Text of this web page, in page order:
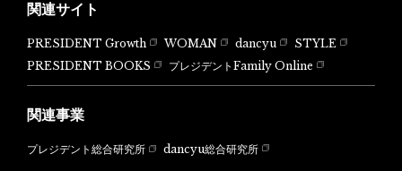
関連サイト
PRESIDENT Growth WOMAN dancyu
STYLE
PRESIDENT BOOKS
プレジデントFamily Online
関連事業
プレジデント総合研究所 dancyu総合研究所